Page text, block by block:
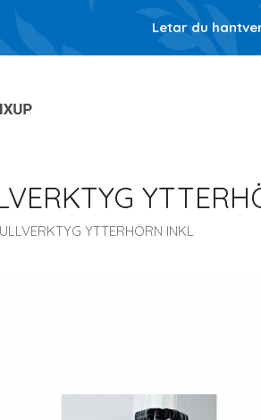
Letar du
YTTERHÖRN INKL